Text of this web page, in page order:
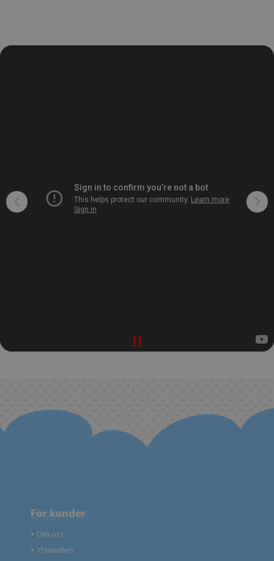
För kunder
● Om oss
● Yttranden